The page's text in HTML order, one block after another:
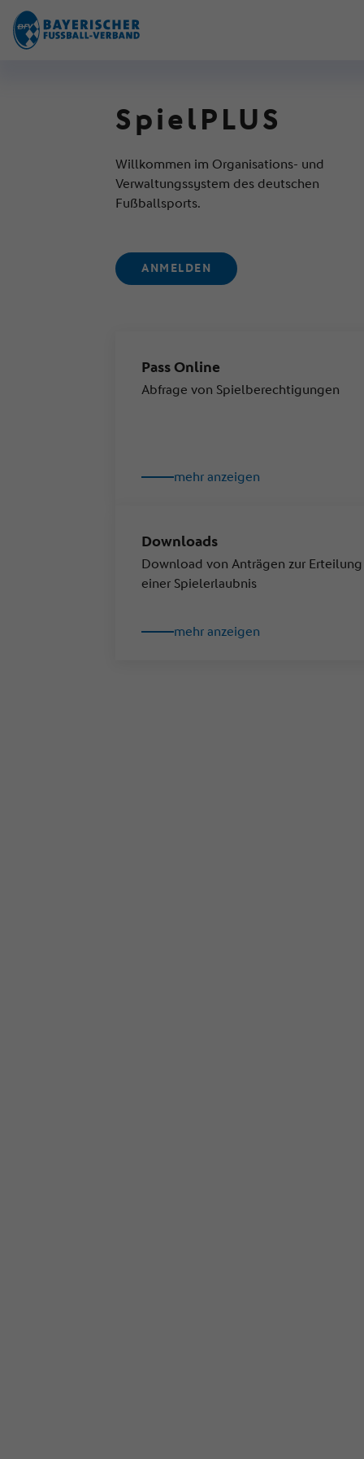
SpielPLUS
Willkommen im Organisations- und
Verwaltungssystem des deutschen
Fußballsports.
ANMELDEN
Pass Online
Abfrage von Spielberechtigungen
mehr anzeigen
Downloads
Download von Anträgen zur Erteilung
einer Spielerlaubnis
mehr anzeigen